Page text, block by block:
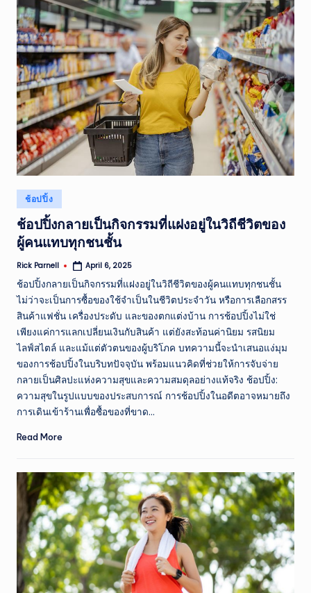
st
:
ส
รุ
ป
ข่
าว
แ
ล
ะ
เห
ตุ
ก
า
ร
ณ์
ไ
ท
ป
ระ
จำ
วั
น
Posted
in
ช้อปปิ้ง
ช้อปปิ้งกลายเป็นกิจกรรมที่แฝงอยู่ในวิถีชีวิตของ
ผู้คนแทบทุกชนชั้น
Posted
by
Rick Parnell April 6, 2025
ช้อปปิ้งกลายเป็นกิจกรรมที่แฝงอยู่ในวิถีชีวิตของผู้คนแทบทุกชนชั้น
ไม่ว่าจะเป็นการซื้อของใช้จำเป็นในชีวิตประจำวัน หรือการเลือกสรร
สินค้าแฟชั่น เครื่องประดับ และของตกแต่งบ้าน การช้อปปิ้งไม่ใช่
เพียงแค่การแลกเปลี่ยนเงินกับสินค้า แต่ยังสะท้อนค่านิยม รสนิยม
ไลฟ์สไตล์ และแม้แต่ตัวตนของผู้บริโภค บทความนี้จะนำเสนอแง่มุม
ของการช้อปปิ้งในบริบทปัจจุบัน พร้อมแนวคิดที่ช่วยให้การจับจ่าย
กลายเป็นศิลปะแห่งความสุขและความสมดุลอย่างแท้จริง ช้อปปิ้ง:
ความสุขในรูปแบบของประสบการณ์ การช้อปปิ้งในอดีตอาจหมายถึง
การเดินเข้าร้านเพื่อซื้อของที่ขาด…
Read More